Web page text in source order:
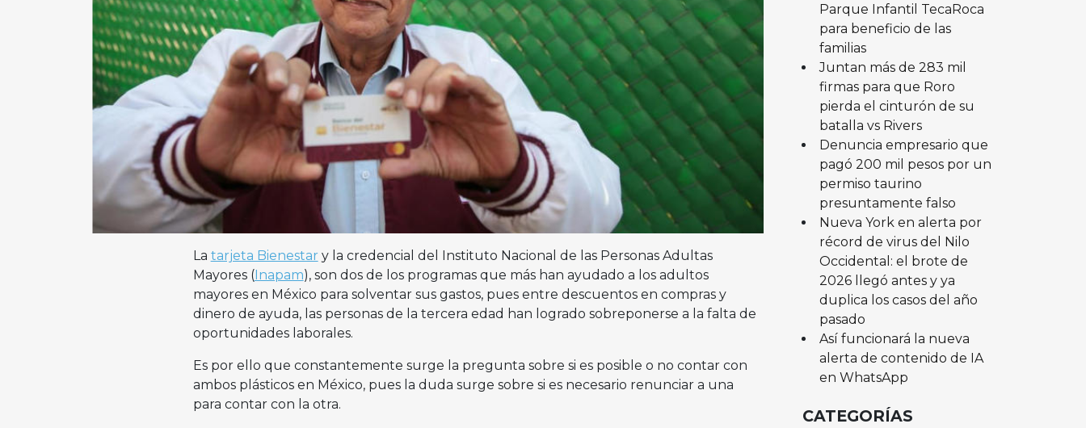
La tarjeta Bienestar y la credencial del Instituto Nacional de las Personas Adultas
Mayores (Inapam), son dos de los programas que más han ayudado a los adultos
mayores en México para solventar sus gastos, pues entre descuentos en compras y
dinero de ayuda, las personas de la tercera edad han logrado sobreponerse a la falta de
oportunidades laborales.
Es por ello que constantemente surge la pregunta sobre si es posible o no contar con
ambos plásticos en México, pues la duda surge sobre si es necesario renunciar a una
para contar con la otra.
Parque Infantil TecaRoca
para beneficio de las
familias
Juntan más de 283 mil
firmas para que Roro
pierda el cinturón de su
batalla vs Rivers
Denuncia empresario que
pagó 200 mil pesos por un
permiso taurino
presuntamente falso
Nueva York en alerta por
récord de virus del Nilo
Occidental: el brote de
2026 llegó antes y ya
duplica los casos del año
pasado
Así funcionará la nueva
alerta de contenido de IA
en WhatsApp
CATEGORÍAS